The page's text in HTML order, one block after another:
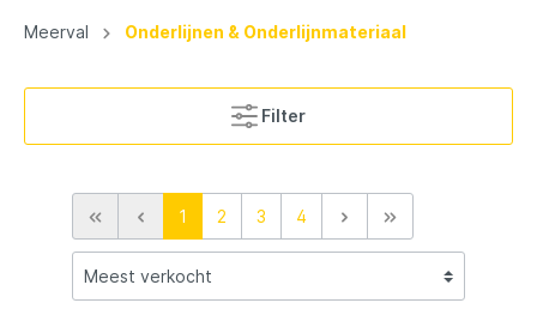
Meerval Onderlijnen & Onderlijnmateriaal
Filter
1 2 3 4